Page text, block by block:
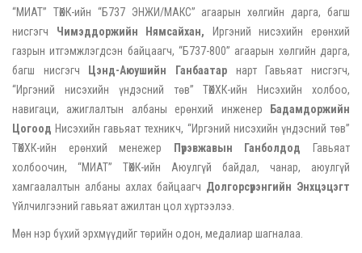
“МИАТ” ТӨХК-ийн “Б737 ЭНЖИ/МAКС” агаарын хөлгийн дарга, багш
нисгэгч Чимэддоржийн Нямсайхан, Иргэний нисэхийн ерөнхий
газрын итгэмжлэгдсэн байцаагч, “Б737-800” агаарын хөлгийн дарга,
багш нисгэгч
Цэнд-Аюушийн Ганбаатар нарт Гавьяат нисгэгч,
“Иргэний нисэхийн үндэсний төв” ТӨХХК-ийн Нисэхийн холбоо,
навигаци, ажиглалтын албаны ерөнхий инженер
Бадамдоржийн
Цогоод Нисэхийн гавьяат техникч, “Иргэний нисэхийн үндэсний төв”
ТӨХХК-ийн ерөнхий менежер
Пүрэвжавын Ганболдод
Гавьяат
холбоочин, “МИАТ” ТӨХК-ийн Аюулгүй байдал, чанар, аюулгүй
хамгаалалтын албаны ахлах байцаагч Долгорсүрэнгийн Энхцэцэгт
Үйлчилгээний гавьяат ажилтан цол хүртээлээ.
Мөн нэр бүхий эрхмүүдийг төрийн одон, медалиар шагналаа.